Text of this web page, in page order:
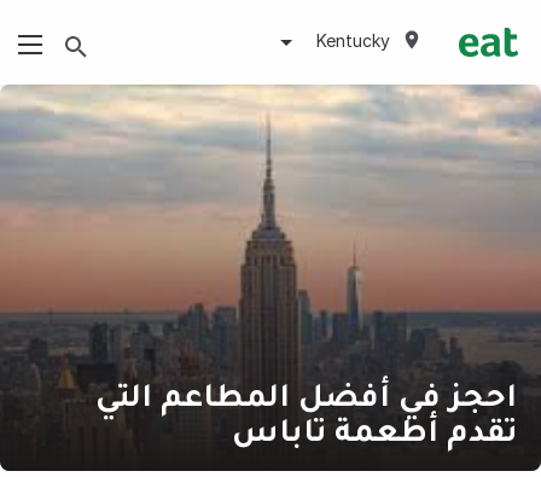
Kentucky
احجز في أفضل المطاعم التي
تقدم أطعمة تاباس